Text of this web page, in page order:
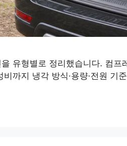
유형별로 정리했습니다. 컴프
비까지 냉각 방식·용량·전원